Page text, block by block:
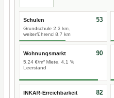
Schulen
Grundschule 2,3 km,
weiterführend 8,7 km
53
Wohnungsmarkt
5,24 €/m² Miete, 4,1 %
Leerstand
90
INKAR-Erreichbarkeit 82